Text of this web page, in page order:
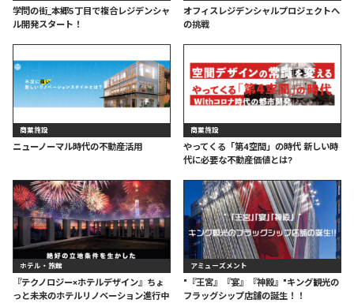
学問の街_本郷5丁目で複合レジデンシャ
ル開発スタート！
オフィスレジデンシャルプロジェクトへ
の挑戦
商業施設
ニューノーマル時代の不動産活用
商業施設
やってくる「第4空間」の時代 新しい時
代に必要な不動産価値とは?
ホテル・旅館
『テクノロジー×ホテルデザイン』ちょ
っと未来のホテルリノベーション進行中
アミューズメント
"『王宮』『宴』『神殿』"キング観光の
フラッグシップ店舗の誕生！！